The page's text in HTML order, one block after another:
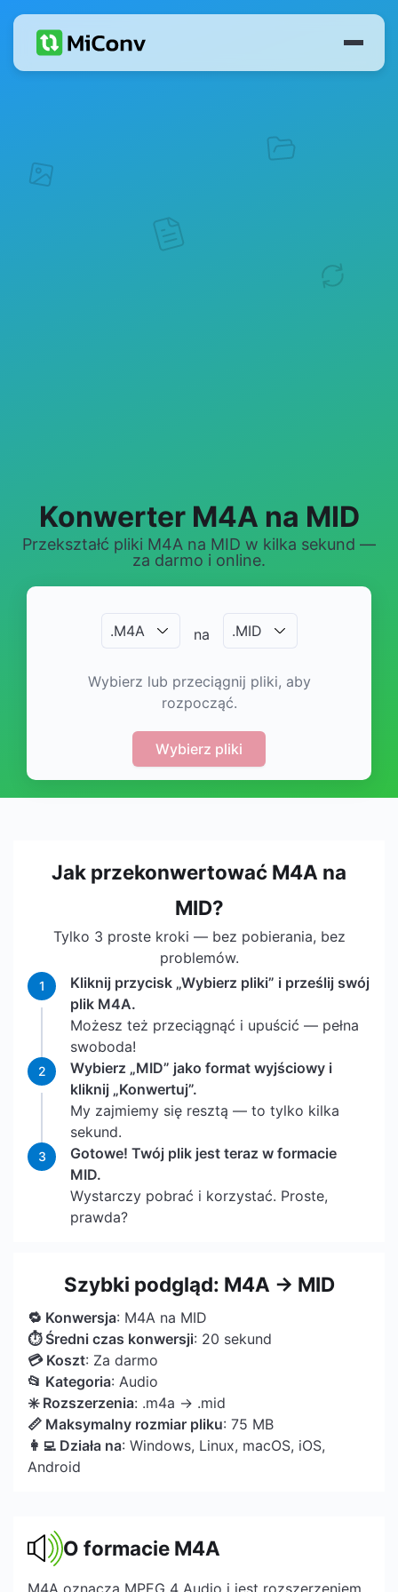
Konwerter M4A na MID
Przekształć pliki M4A na MID w kilka sekund —
za darmo i online.
.M4A na .MID
Wybierz lub przeciągnij pliki, aby
rozpocząć.
Wybierz pliki
Jak przekonwertować M4A na
MID?
Tylko 3 proste kroki — bez pobierania, bez
problemów.
1
Kliknij przycisk „Wybierz pliki” i prześlij swój
plik M4A.
Możesz też przeciągnąć i upuścić — pełna
swoboda!
2
Wybierz „MID” jako format wyjściowy i
kliknij „Konwertuj”.
My zajmiemy się resztą — to tylko kilka
sekund.
3
Gotowe! Twój plik jest teraz w formacie
MID.
Wystarczy pobrać i korzystać. Proste,
prawda?
Szybki podgląd: M4A → MID
🔁 Konwersja: M4A na MID
⏱ Średni czas konwersji: 20 sekund
💳 Koszt: Za darmo
📂 Kategoria: Audio
✳️ Rozszerzenia: .m4a → .mid
📏 Maksymalny rozmiar pliku: 75 MB
👩‍💻 Działa na: Windows, Linux, macOS, iOS,
Android
O formacie M4A
M4A oznacza MPEG 4 Audio i jest rozszerzeniem